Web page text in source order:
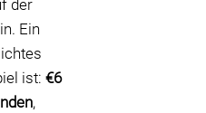
der
Ein
ist: €6
,